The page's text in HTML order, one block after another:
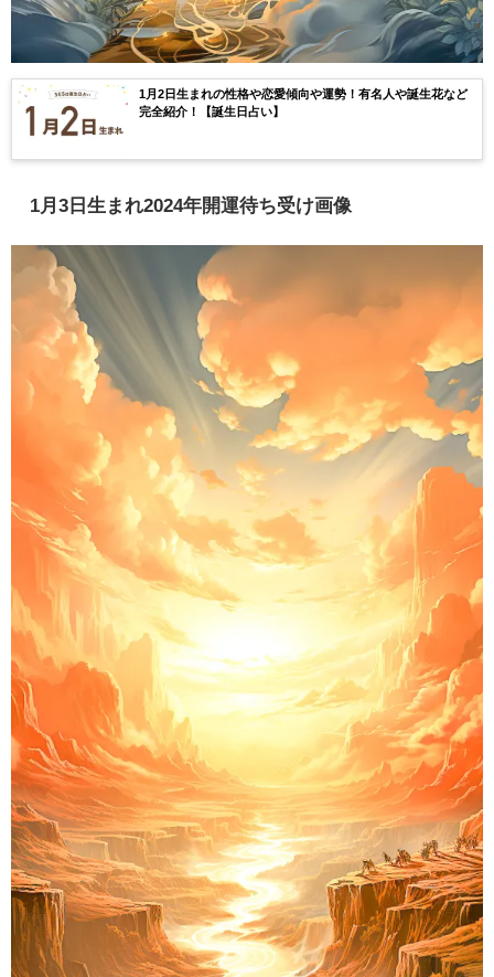
1月2日生まれの性格や恋愛傾向や運勢！有名人や誕生花など
完全紹介！【誕生日占い】
1月3日生まれ2024年開運待ち受け画像